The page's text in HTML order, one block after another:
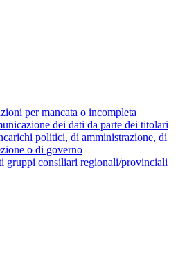
per mancata o incompleta
dei dati da parte dei titolari
politici, di amministrazione, di
o di governo
gruppi consiliari regionali/provinciali